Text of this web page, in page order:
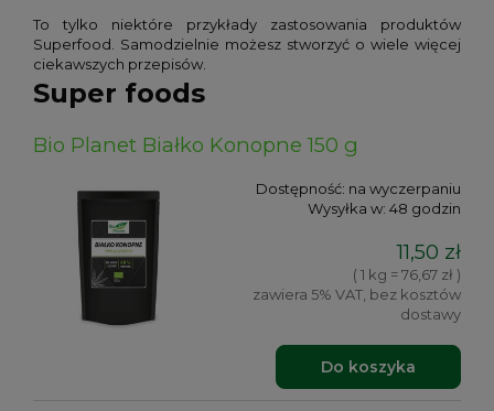
To tylko niektóre przykłady zastosowania produktów
Superfood. Samodzielnie możesz stworzyć o wiele więcej
ciekawszych przepisów.
Super foods
Bio Planet Białko Konopne 150 g
Dostępność: na wyczerpaniu
Wysyłka w: 48 godzin
11,50 zł
( 1 kg = 76,67 zł )
zawiera 5% VAT, bez kosztów
dostawy
Do koszyka